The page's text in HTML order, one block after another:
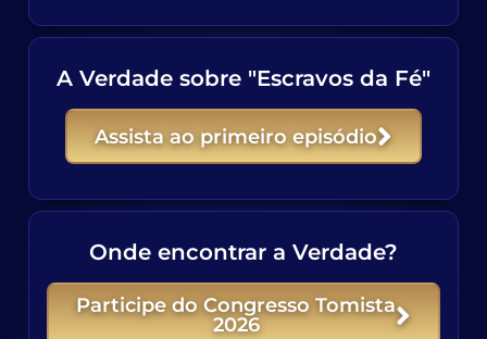
A Verdade sobre "Escravos da Fé"
Assista ao primeiro episódio
Onde encontrar a Verdade?
Participe do Congresso Tomista
2026